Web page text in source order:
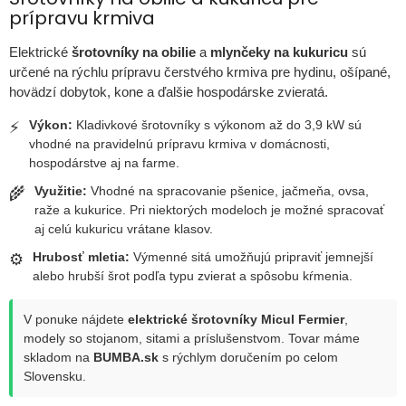
prípravu krmiva
Elektrické šrotovníky na obilie a mlynčeky na kukuricu sú
určené na rýchlu prípravu čerstvého krmiva pre hydinu, ošípané,
hovädzí dobytok, kone a ďalšie hospodárske zvieratá.
⚡ Výkon: Kladivkové šrotovníky s výkonom až do 3,9 kW sú
vhodné na pravidelnú prípravu krmiva v domácnosti,
hospodárstve aj na farme.
🌾 Využitie: Vhodné na spracovanie pšenice, jačmeňa, ovsa,
raže a kukurice. Pri niektorých modeloch je možné spracovať
aj celú kukuricu vrátane klasov.
⚙️ Hrubosť mletia: Výmenné sitá umožňujú pripraviť jemnejší
alebo hrubší šrot podľa typu zvierat a spôsobu kŕmenia.
V ponuke nájdete elektrické šrotovníky Micul Fermier,
modely so stojanom, sitami a príslušenstvom. Tovar máme
skladom na BUMBA.sk s rýchlym doručením po celom
Slovensku.